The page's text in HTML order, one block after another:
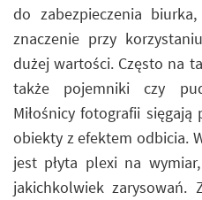
do zabezpieczenia
znaczenie przy
dużej wartości. Często na
także pojemniki czy
Miłośnicy fotografii
obiekty z efektem odbicia.
jest płyta plexi na
jakichkolwiek zarysowań.